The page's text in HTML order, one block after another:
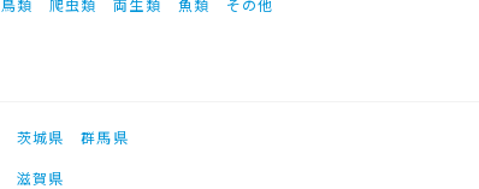
鳥類 爬虫類 両生類 魚類 その他
茨城県
群馬県
滋賀県